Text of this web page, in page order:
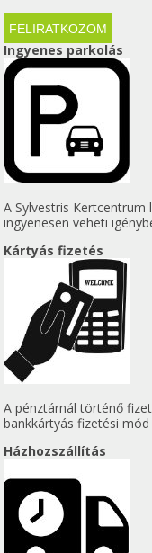
Ingyenes parkolás
A Sylvestris
ingyenesen veheti
Kártyás fizetés
A pénztárnál történő
bankkártyás fizetési
Házhozszállítás